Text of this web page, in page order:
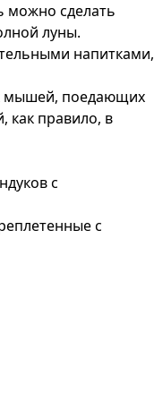
можно сделать
луны.
напитками,
мышей, поедающих
как правило, в
с
с